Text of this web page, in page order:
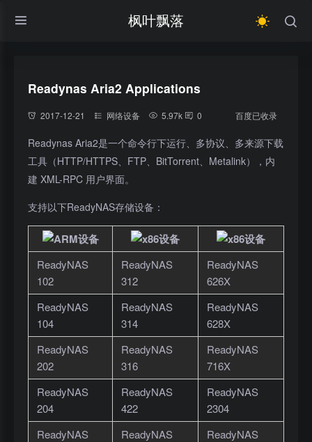
枫叶飘落
Readynas Aria2 Applications
2017-12-21 网络设备 5.97k 0 百度已收录
Readynas Aria2是一个命令行下运行、多协议、多来源下载
工具（HTTP/HTTPS、FTP、BitTorrent、Metalink），内
建 XML-RPC 用户界面。
支持以下ReadyNAS存储设备：
ReadyNAS
102
ReadyNAS
312
ReadyNAS
626X
ReadyNAS
104
ReadyNAS
314
ReadyNAS
628X
ReadyNAS
202
ReadyNAS
316
ReadyNAS
716X
ReadyNAS
204
ReadyNAS
422
ReadyNAS
2304
ReadyNAS
ReadyNAS
ReadyNAS